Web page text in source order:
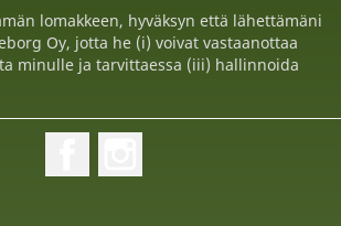
lomakkeen, hyväksyn että lähettämäni
Oy, jotta he (i) voivat vastaanottaa
minulle ja tarvittaessa (iii) hallinnoida